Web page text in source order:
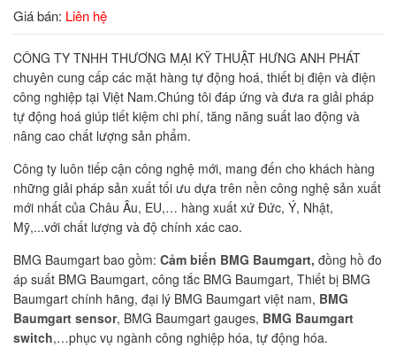
Giá bán: Liên hệ
CÔNG TY TNHH THƯƠNG MẠI KỸ THUẬT HƯNG ANH PHÁT
chuyên cung cấp các mặt hàng tự động hoá, thiết bị điện và điện
công nghiệp tại Việt Nam.Chúng tôi đáp ứng và đưa ra giải pháp
tự động hoá giúp tiết kiệm chi phí, tăng năng suất lao động và
nâng cao chất lượng sản phẩm.
Công ty luôn tiếp cận công nghệ mới, mang đến cho khách hàng
những giải pháp sản xuất tối ưu dựa trên nền công nghệ sản xuất
mới nhất của Châu Âu, EU,… hàng xuất xứ Đức, Ý, Nhật,
Mỹ,...với chất lượng và độ chính xác cao.
BMG Baumgart bao gồm: Cảm biến BMG Baumgart, đồng hồ đo
áp suất BMG Baumgart, công tắc BMG Baumgart, Thiết bị BMG
Baumgart chính hãng, đại lý BMG Baumgart việt nam, BMG
Baumgart sensor, BMG Baumgart gauges, BMG Baumgart
switch,…phục vụ ngành công nghiệp hóa, tự động hóa.